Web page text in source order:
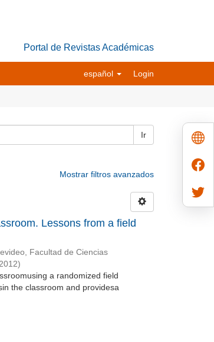
Portal de Revistas Académicas
español Login
Ir
Mostrar filtros avanzados
Lessons from a field
Facultad de Ciencias
)
a randomized field
the classroom and providesa